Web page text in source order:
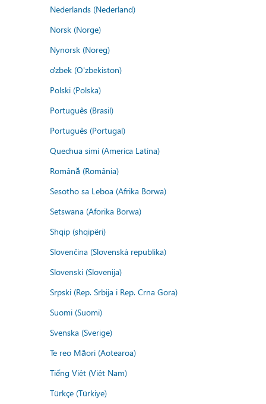
Nederlands (Nederland)
Norsk (Norge)
Nynorsk (Noreg)
o'zbek (O'zbekiston)
Polski (Polska)
Português (Brasil)
Português (Portugal)
Quechua simi (America Latina)
Română (România)
Sesotho sa Leboa (Afrika Borwa)
Setswana (Aforika Borwa)
Shqip (shqipëri)
Slovenčina (Slovenská republika)
Slovenski (Slovenija)
Srpski (Rep. Srbija i Rep. Crna Gora)
Suomi (Suomi)
Svenska (Sverige)
Te reo Māori (Aotearoa)
Tiếng Việt (Việt Nam)
Türkçe (Türkiye)